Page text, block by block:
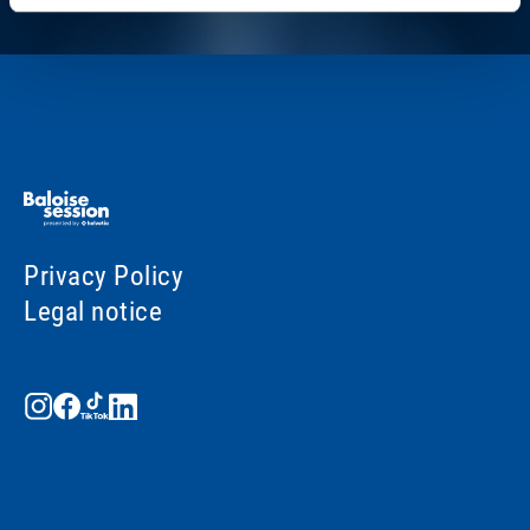
Privacy Policy
Legal notice